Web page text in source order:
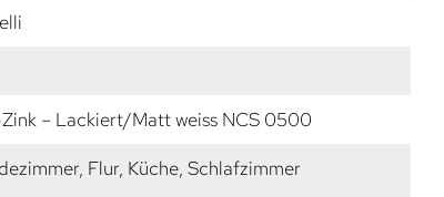
Zink – Lackiert/Matt weiss NCS 0500
Flur, Küche, Schlafzimmer